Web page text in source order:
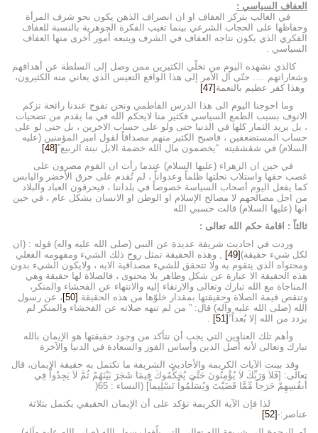
العفاف السياسي :
في الغالب يتركز العفاف او ان انصراف الذهن يكون نحو شرف المرأة
وحفاظها على الحجاب الشرعي بينما تغيب الفكرة الجوهرية بالنسبة للعفاف
الفكري الذي يكون نتاجه العفاف في الشرف ويتبعه أمور أخرى منها العفاف
السياسي .
كالذي نشهده اليوم من تخلّي الكثيرين ممن وصل إلى السلطة عن أهدافهم
وشعاراتهم …. حتّى آل الأمر إلى هذا الواقع التعيس الذي يعاني منه الكثيرون،
وهذا كفر عظيم بالنعمة [47]
وما احوجنا اليوم الى هذا الدرس الفاطمي ونحن تفوح عندنا رائحة تزكم
الانوف بسبب الطمع السياسي فكثير منا لايحكم الله في ما يقدم من تضحيات
، بل يريد الثمار كلها في الدنيا حتى ولو على حساب الاخرين ، بل حتى لو على
حساب المستضعفين ، فاصبح الكثير منهم مصداقاً لقول امير المؤمنين (عليه
السلام) في شقشقيته “يخضمون مال الله خضمة الابل نبتة الربيع”[48]
.
في حين ان الزهراء (عليها السلام) عندما رأت ان القوم مصرون على
غصب حقها واستلاب نحلتها ظلماً وعدواناً ، لم تُقدم على حرق الأخضر واليابس
كما يفعل اليوم أصحاب السياسة خصوصاً في بلداننا ، فيحرقون العباد والبلاد
من اجل مصالحهم لا مصالح الإسلام او الوطن او الانسان بشكل عام ، في حين
انها (عليها السلام) قالت حسبي الله
ثالثاً : اقامة حكم الله تعالى :
وردت في احاديث شريفة عديدة عن النبي (صلى الله عليه واله) قوله : (ان
لكل شيء حقيقة) [49]
, وهذه الحقيقة تمثل روح ذلك الشيء ومفهومه الفعلي
ومحتواه الذي يتقوم به ولا تتحقق للشيء مصداقية الابه ، ولايكون الشيء بدون
هذه الحقيقة الا عبارة عن شكل وظاهر بلا محتوى ، فالصلاة لها حقيقة وهي
المناجاة مع الله تبارك وتعالى والارتقاء إليه والانتهاء عن الفحشاء والمنكر،
وتنقص قيمة الصلاة وحقيقتها بمقدار خلوّها من هذه الحقيقة [50]
، عن رسول
الله (صلى الله عليه وآله) قال: ” من لم تنهه صلاته عن الفحشاء والمنكر لم
يزدد من الله إلا بُعداً”[51]
.
وأهم تلك العناوين التي يجب أن نتأكد من وجود حقيقتها هو الإيمان بالله
تبارك وتعالى لأنه أصل الدين وأساس الفوز والسعادة في الدنيا والآخرة
وقد بينت الآيات الكريمة والأحاديث الشريفة ما تكتمل به حقيقة الإيمان، قال
تعالى: [فَلاَ وَرَبِّكَ لاَ يُؤْمِنُونَ حَتَّىَ يُحَكِّمُوكَ فِيمَا شَجَرَ بَيْنَهُمْ ثُمَّ لاَ يَجِدُواْ فِي
أَنفُسِهِمْ حَرَجاً مِّمَّا قَضَيْتَ وَيُسَلِّمُواْ تَسْلِيماً] (النساء : 65(
لذا فإن الآية الكريمة تؤكد على أن الإيمان الحقيقي يكتمل بثلاثة
عناصر:-[52]